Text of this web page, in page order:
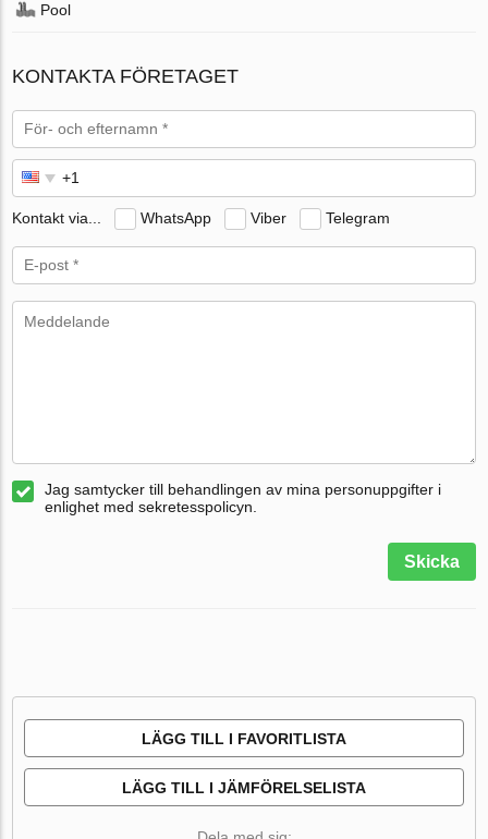
Pool
KONTAKTA FÖRETAGET
Kontakt via... WhatsApp Viber Telegram
Jag samtycker till behandlingen av mina personuppgifter i
enlighet med sekretesspolicyn.
Skicka
LÄGG TILL I FAVORITLISTA
LÄGG TILL I JÄMFÖRELSELISTA